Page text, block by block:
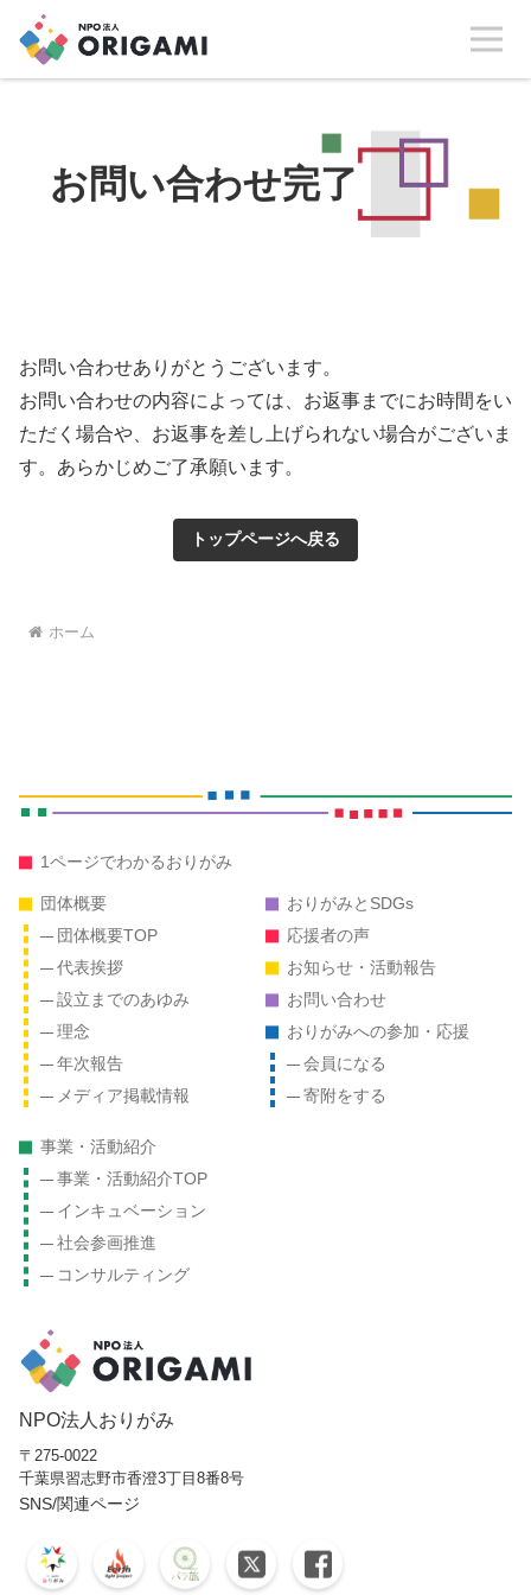
お問い合わせ完了
お問い合わせありがとうございます。
お問い合わせの内容によっては、お返事までにお時間をい
ただく場合や、お返事を差し上げられない場合がございま
す。あらかじめご了承願います。
トップページへ戻る
ホーム
1ページでわかるおりがみ
団体概要
団体概要TOP
代表挨拶
設立までのあゆみ
理念
年次報告
メディア掲載情報
事業・活動紹介
事業・活動紹介TOP
インキュベーション
社会参画推進
コンサルティング
おりがみとSDGs
応援者の声
お知らせ・活動報告
お問い合わせ
おりがみへの参加・応援
会員になる
寄附をする
NPO法人おりがみ
〒275-0022
千葉県習志野市香澄3丁目8番8号
SNS/関連ページ